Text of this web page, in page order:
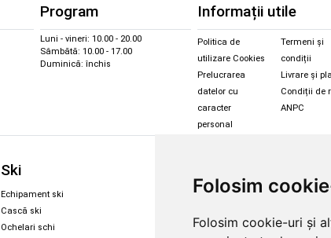
Folosim
Folosim cookie-uri și
Program
Luni - vineri: 10.00 - 20.00
Sâmbătă: 10.00 - 17.00
Duminică: închis
Informații utile
Politica de
utilizare Cookies
Prelucrarea
datelor cu
caracter
personal
Termeni și
condiții
Livrare și
Condiții de
ANPC
Ski
Echipament ski
Cască ski
Ochelari schi
Magazin snowboard
Legături Rome SDS